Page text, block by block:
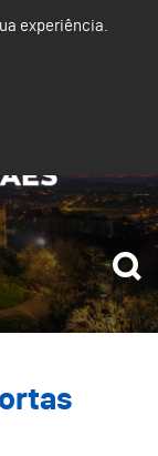
experiência.